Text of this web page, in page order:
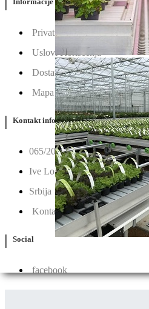
Privatnost & Kolačići
Uslovi Korišćenja
Dostava & Povraćaj
Mapa
Kontakt info
065/202-52-02
Ive Lole Ribara 65, 22406 Irig
Srbija
Kontaktirajte nas
Social
facebook